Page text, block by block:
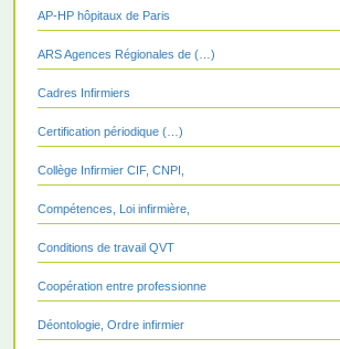
AP-HP hôpitaux de Paris
ARS Agences Régionales de (…)
Cadres Infirmiers
Certification périodique (…)
Collège Infirmier CIF, CNPI,
Compétences, Loi infirmière,
Conditions de travail QVT
Coopération entre professionne
Déontologie, Ordre infirmier